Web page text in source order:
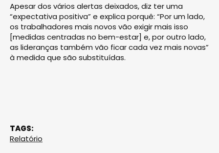
Apesar dos vários alertas deixados, diz ter uma
“expectativa positiva” e explica porquê: “Por um lado,
os trabalhadores mais novos vão exigir mais isso
[medidas centradas no bem-estar] e, por outro lado,
as lideranças também vão ficar cada vez mais novas”
à medida que são substituídas.
TAGS:
Relatório